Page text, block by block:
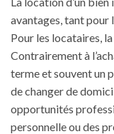
avantages, tant pour
Pour les locataires,
Contrairement à
terme et souvent un
de changer de
opportunités
personnelle ou des